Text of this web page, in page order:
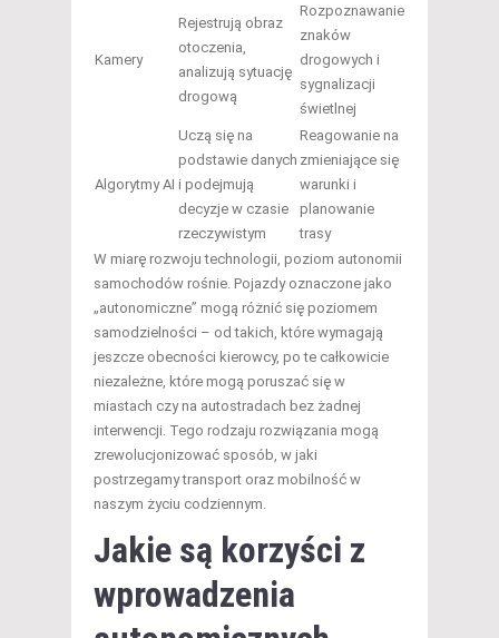
Kamery
Rejestrują obraz
otoczenia,
analizują sytuację
drogową
Rozpoznawanie
znaków
drogowych i
sygnalizacji
świetlnej
Algorytmy AI
Uczą się na
podstawie danych
i podejmują
decyzje w czasie
rzeczywistym
Reagowanie na
zmieniające się
warunki i
planowanie
trasy
W miarę rozwoju technologii, poziom autonomii
samochodów rośnie. Pojazdy oznaczone jako
„autonomiczne” mogą różnić się poziomem
samodzielności – od takich, które wymagają
jeszcze obecności kierowcy, po te całkowicie
niezależne, które mogą poruszać się w
miastach czy na autostradach bez żadnej
interwencji. Tego rodzaju rozwiązania mogą
zrewolucjonizować sposób, w jaki
postrzegamy transport oraz mobilność w
naszym życiu codziennym.
Jakie są korzyści z
wprowadzenia